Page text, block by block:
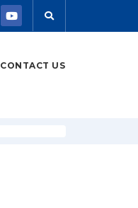
CONTACT US